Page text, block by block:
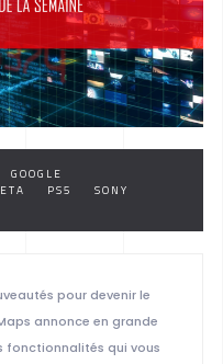
GOOGLE
PS5
SONY
pour devenir le
annonce en grande
fonctionnalités qui vous